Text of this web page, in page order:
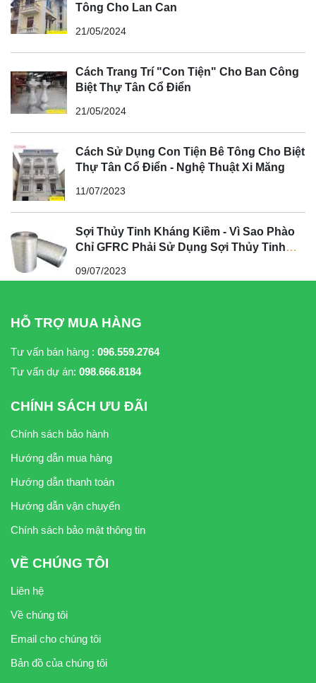
Tông Cho Lan Can
21/05/2024
Cách Trang Trí "Con Tiện" Cho Ban Công
Biệt Thự Tân Cổ Điển
21/05/2024
Cách Sử Dụng Con Tiện Bê Tông Cho Biệt
Thự Tân Cổ Điển - Nghệ Thuật Xi Măng
11/07/2023
Sợi Thủy Tinh Kháng Kiềm - Vì Sao Phào
Chỉ GFRC Phải Sử Dụng Sợi Thủy Tinh
09/07/2023
HỖ TRỢ MUA HÀNG
Tư vấn bán hàng : 096.559.2764
Tư vấn dự án: 098.666.8184
CHÍNH SÁCH ƯU ĐÃI
Chính sách bảo hành
Hướng dẫn mua hàng
Hướng dẫn thanh toán
Hướng dẫn vận chuyển
Chính sách bảo mật thông tin
VỀ CHÚNG TÔI
Liên hệ
Về chúng tôi
Email cho chúng tôi
Bản đồ của chúng tôi